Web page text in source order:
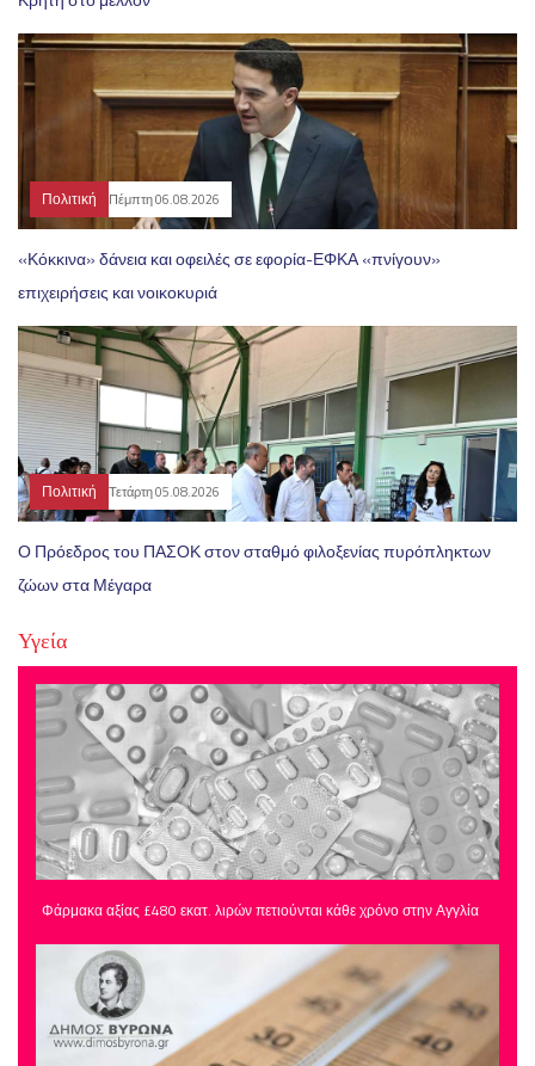
Πολιτική Πέμπτη 06.08.2026
«Κόκκινα» δάνεια και οφειλές σε εφορία-ΕΦΚΑ «πνίγουν»
επιχειρήσεις και νοικοκυριά
Πολιτική Τετάρτη 05.08.2026
Ο Πρόεδρος του ΠΑΣΟΚ στον σταθμό φιλοξενίας πυρόπληκτων
ζώων στα Μέγαρα
Υγεία
Φάρμακα αξίας £480 εκατ. λιρών πετιούνται κάθε χρόνο στην Αγγλία